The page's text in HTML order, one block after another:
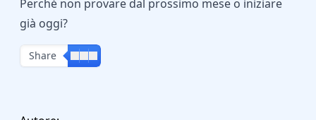
Perché non provare dal prossimo mese o iniziare
già oggi?
Share